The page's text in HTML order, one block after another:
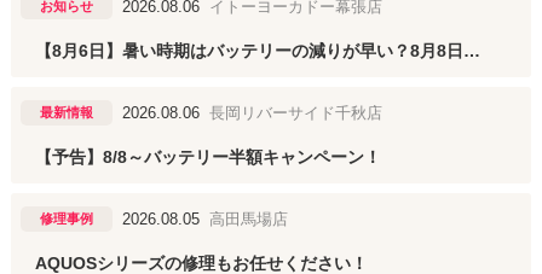
お知らせ 2026.08.06 イトーヨーカドー幕張店
【8月6日】暑い時期はバッテリーの減りが早い？8月8日から半額キャンペーン！
最新情報 2026.08.06 長岡リバーサイド千秋店
【予告】8/8～バッテリー半額キャンペーン！
修理事例 2026.08.05 高田馬場店
AQUOSシリーズの修理もお任せください！